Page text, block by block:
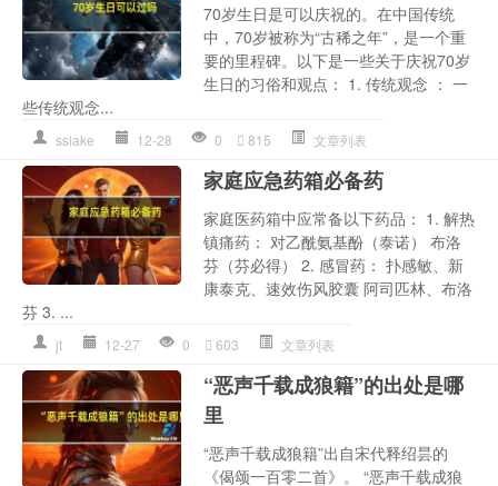
70岁生日是可以庆祝的。在中国传统
中，70岁被称为“古稀之年”，是一个重
要的里程碑。以下是一些关于庆祝70岁
生日的习俗和观点： 1. 传统观念 ： 一
些传统观念...
sslake 12-28 0 815 文章列表
家庭应急药箱必备药
家庭医药箱中应常备以下药品： 1. 解热
镇痛药： 对乙酰氨基酚（泰诺） 布洛
芬（芬必得） 2. 感冒药： 扑感敏、新
康泰克、速效伤风胶囊 阿司匹林、布洛
芬 3. ...
jt 12-27 0 603 文章列表
“恶声千载成狼籍”的出处是哪
里
“恶声千载成狼籍”出自宋代释绍昙的
《偈颂一百零二首》。 “恶声千载成狼